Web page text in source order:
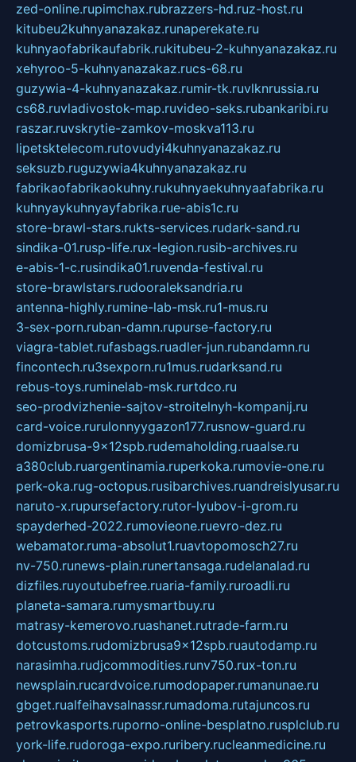
zed-online.rupimchax.rubrazzers-hd.ruz-host.ru
kitubeu2kuhnyanazakaz.runaperekate.ru
kuhnyaofabrikaufabrik.rukitubeu-2-kuhnyanazakaz.ru
xehyroo-5-kuhnyanazakaz.rucs-68.ru
guzywia-4-kuhnyanazakaz.rumir-tk.ruvlknrussia.ru
cs68.ruvladivostok-map.ruvideo-seks.rubankaribi.ru
raszar.ruvskrytie-zamkov-moskva113.ru
lipetsktelecom.rutovudyi4kuhnyanazakaz.ru
seksuzb.ruguzywia4kuhnyanazakaz.ru
fabrikaofabrikaokuhny.rukuhnyaekuhnyaafabrika.ru
kuhnyaykuhnyayfabrika.rue-abis1c.ru
store-brawl-stars.rukts-services.rudark-sand.ru
sindika-01.rusp-life.rux-legion.rusib-archives.ru
e-abis-1-c.rusindika01.ruvenda-festival.ru
store-brawlstars.rudooraleksandria.ru
antenna-highly.rumine-lab-msk.ru1-mus.ru
3-sex-porn.ruban-damn.rupurse-factory.ru
viagra-tablet.rufasbags.ruadler-jun.rubandamn.ru
fincontech.ru3sexporn.ru1mus.rudarksand.ru
rebus-toys.ruminelab-msk.rurtdco.ru
seo-prodvizhenie-sajtov-stroitelnyh-kompanij.ru
card-voice.rurulonnyygazon177.rusnow-guard.ru
domizbrusa-9x12spb.rudemaholding.ruaalse.ru
a380club.ruargentinamia.ruperkoka.rumovie-one.ru
perk-oka.rug-octopus.rusibarchives.ruandreislyusar.ru
naruto-x.rupursefactory.rutor-lyubov-i-grom.ru
spayderhed-2022.rumovieone.ruevro-dez.ru
webamator.ruma-absolut1.ruavtopomosch27.ru
nv-750.runews-plain.runertansaga.rudelanalad.ru
dizfiles.ruyoutubefree.ruaria-family.ruroadli.ru
planeta-samara.rumysmartbuy.ru
matrasy-kemerovo.ruashanet.rutrade-farm.ru
dotcustoms.rudomizbrusa9x12spb.ruautodamp.ru
narasimha.rudjcommodities.runv750.rux-ton.ru
newsplain.rucardvoice.rumodopaper.rumanunae.ru
gbget.rualfeihavsalnassr.rumadoma.rutajuncos.ru
petrovkasports.ruporno-online-besplatno.rusplclub.ru
york-life.rudoroga-expo.ruribery.rucleanmedicine.ru